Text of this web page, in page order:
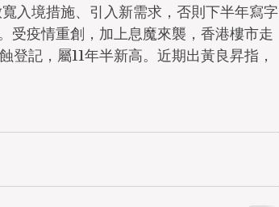
入境措施、引入新需求，否則下半年寫字
受疫情重創，加上息魔來襲，香港樓市走
記，屬11年半新高。近期出黃良昇指，